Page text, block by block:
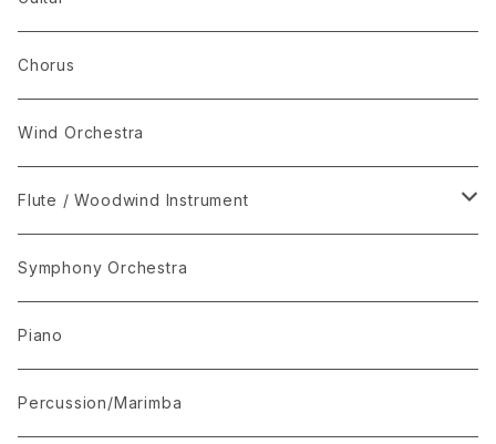
Set Package
I-Musici
"The Enchanted Forest"
“The Lark in the Clear Air”
Mandolin Solo
Recommended for Competition
Chorus
Wind Orchestra
Flute / Woodwind Instrument
KARAOKE
Symphony Orchestra
Piano
Percussion/Marimba